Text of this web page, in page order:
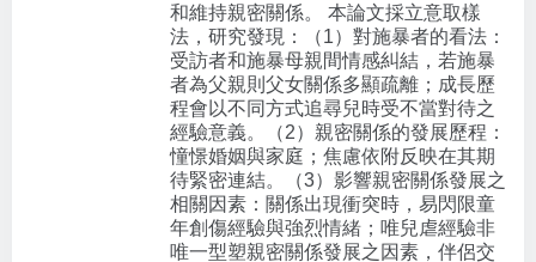
和維持親密關係。 本論文採立意取樣
法，研究發現：（1）對施暴者的看法：
受訪者和施暴母親間情感糾結，若施暴
者為父親則父女關係多顯疏離；成長歷
程會以不同方式追尋兒時受不當對待之
經驗意義。（2）親密關係的發展歷程：
憧憬婚姻與家庭；焦慮依附反映在其期
待緊密連結。（3）影響親密關係發展之
相關因素：關係出現衝突時，易閃限童
年創傷經驗與強烈情緒；唯兒虐經驗非
唯一型塑親密關係發展之因素，伴侶交